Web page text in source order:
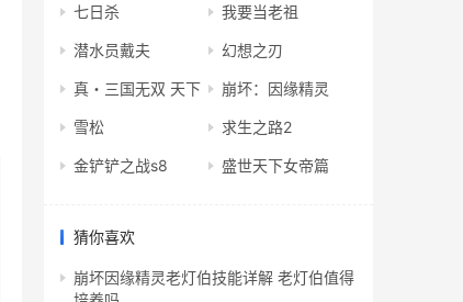
七日杀 我要当老祖
潜水员戴夫 幻想之刃
真・三国无双 天下 崩坏：因缘精灵
雪松 求生之路2
金铲铲之战s8 盛世天下女帝篇
猜你喜欢
崩坏因缘精灵老灯伯技能详解 老灯伯值得